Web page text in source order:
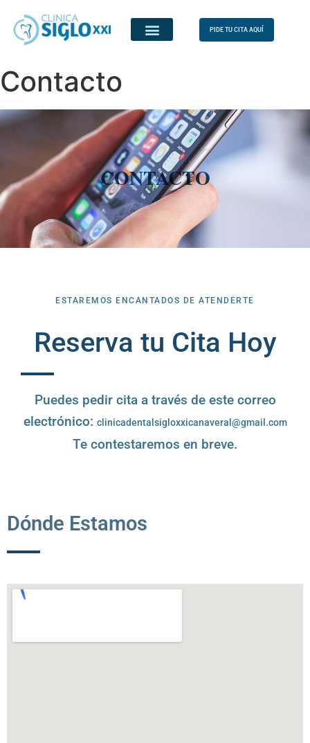
PIDE TU CITA AQUÍ
Contacto
CONTACTO
ESTAREMOS ENCANTADOS DE ATENDERTE
Reserva tu Cita Hoy
Puedes pedir cita a través de este correo
electrónico: clinicadentalsigloxxicanaveral@gmail.com
Te contestaremos en breve.
Dónde Estamos